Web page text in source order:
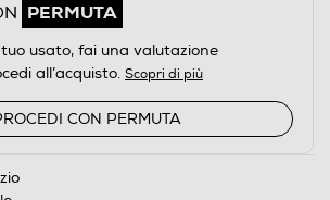
PERMUTA
usato, fai una valutazione
all’acquisto. Scopri di più
CON PERMUTA